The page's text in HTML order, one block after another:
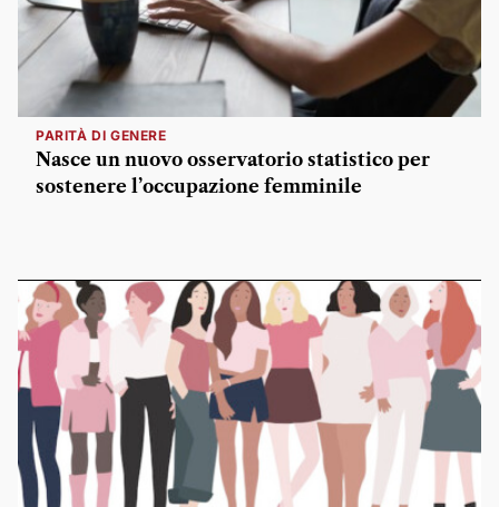
PARITÀ DI GENERE
Nasce un nuovo osservatorio statistico per
sostenere l’occupazione femminile